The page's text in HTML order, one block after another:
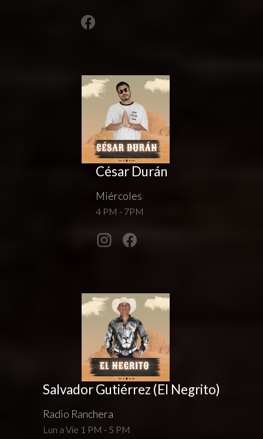
César Durán
Miércoles
4 PM - 7PM
Salvador Gutiérrez (El Negrito)
Radio Ranchera
Lun a Vie 1 PM - 5 PM